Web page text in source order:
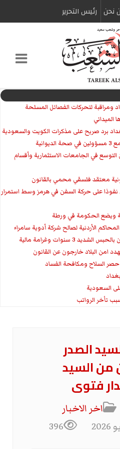
نحن رئیس التحریر
ومراقبة لتحركات الفصائل المسلحة
الميداني
برد صريح على مذكرات الكويت والسعودية
في الجامعات الاستثمارية وأقسام
معتقد فلسفي محمي بالقانون
نفوذا على حركة السفن في هرمز وسط استمرار
ويضع الحكومة في ورطة
الأردنية لصالح شركة أدوية سامراء
سنوات وغرامة مالية
امن البلاد خارجون عن القانون
السلاح ومكافحة الفساد
السعودية
الصدر
من السيد
فتوى
اخر الاخبار
396